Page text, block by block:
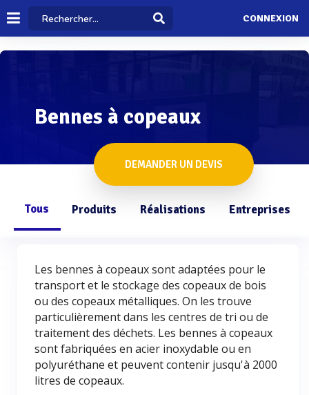
CONNEXION
Bennes à copeaux
DEMANDER UN DEVIS
Tous Produits Réalisations Entreprises
Les bennes à copeaux sont adaptées pour le
transport et le stockage des copeaux de bois
ou des copeaux métalliques. On les trouve
particulièrement dans les centres de tri ou de
traitement des déchets. Les bennes à copeaux
sont fabriquées en acier inoxydable ou en
polyuréthane et peuvent contenir jusqu'à 2000
litres de copeaux.